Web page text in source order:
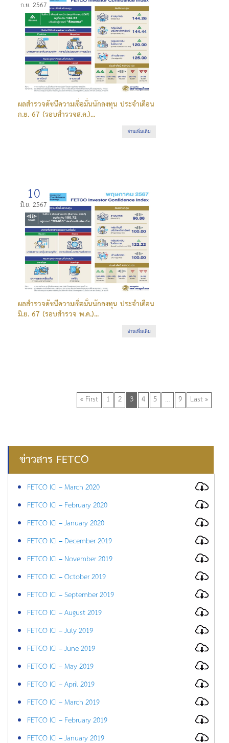
ก.ย. 2567
ผลสำรวจดัชนีความเชื่อมั่นนักลงทุน ประจำเดือน
ก.ย. 67 (รอบสำรวจส.ค.)...
อ่านเพิ่มเติม
10
มิ.ย. 2567
ผลสำรวจดัชนีความเชื่อมั่นนักลงทุน ประจำเดือน
มิ.ย. 67 (รอบสำรวจ พ.ค.)...
อ่านเพิ่มเติม
« First 1 2 3 4 5 … 9 Last »
ข่าวสาร FETCO
FETCO ICI – March 2020
FETCO ICI – February 2020
FETCO ICI – January 2020
FETCO ICI – December 2019
FETCO ICI – November 2019
FETCO ICI – October 2019
FETCO ICI – September 2019
FETCO ICI – August 2019
FETCO ICI – July 2019
FETCO ICI – June 2019
FETCO ICI – May 2019
FETCO ICI – April 2019
FETCO ICI – March 2019
FETCO ICI – February 2019
FETCO ICI – January 2019